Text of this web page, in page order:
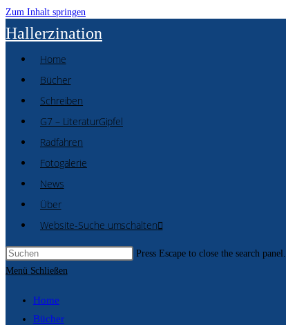
Zum Inhalt springen
Hallerzination
Home
Bücher
Schreiben
G7 – LiteraturGipfel
Radfahren
Fotogalerie
News
Über
Website-Suche umschalten
Press Escape to close the search panel.
Menü Schließen
Home
Bücher